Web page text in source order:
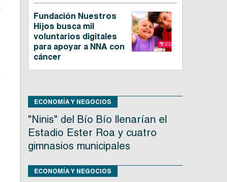
Fundación Nuestros
Hijos busca mil
voluntarios digitales
para apoyar a NNA con
cáncer
ECONOMÍA Y NEGOCIOS
"Ninis" del Bío Bío llenarían el
Estadio Ester Roa y cuatro
gimnasios municipales
ECONOMÍA Y NEGOCIOS